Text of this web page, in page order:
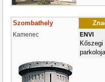
Szombathely
Kamenec ENVI
Kőszegi